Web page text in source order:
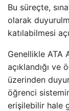
Bu süreçte,
olarak
katılabilmesi
Genellikle ATA
açıklandığı
üzerinden
öğrenci
erişilebilir hale